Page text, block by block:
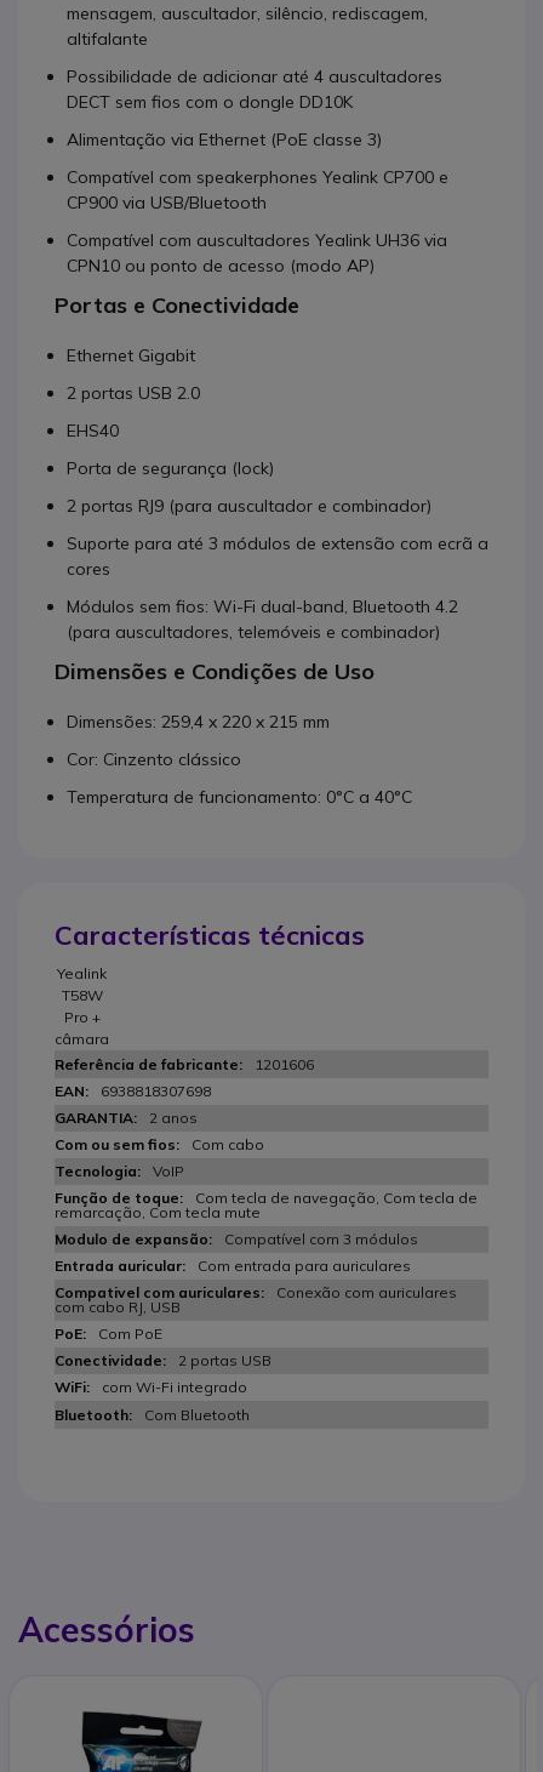
mensagem, auscultador, silêncio, rediscagem,
altifalante
Possibilidade de adicionar até 4 auscultadores
DECT sem fios com o dongle DD10K
Alimentação via Ethernet (PoE classe 3)
Compatível com speakerphones Yealink CP700 e
CP900 via USB/Bluetooth
Compatível com auscultadores Yealink UH36 via
CPN10 ou ponto de acesso (modo AP)
Portas e Conectividade
Ethernet Gigabit
2 portas USB 2.0
EHS40
Porta de segurança (lock)
2 portas RJ9 (para auscultador e combinador)
Suporte para até 3 módulos de extensão com ecrã a
cores
Módulos sem fios: Wi-Fi dual-band, Bluetooth 4.2
(para auscultadores, telemóveis e combinador)
Dimensões e Condições de Uso
Dimensões: 259,4 x 220 x 215 mm
Cor: Cinzento clássico
Temperatura de funcionamento: 0°C a 40°C
Características técnicas
Yealink
T58W
Pro +
câmara
1201606
6938818307698
2 anos
Com cabo
VoIP
Com tecla de navegação, Com tecla de
remarcação, Com tecla mute
Compatível com 3 módulos
Com entrada para auriculares
Conexão com auriculares
com cabo RJ, USB
Com PoE
2 portas USB
com Wi-Fi integrado
Com Bluetooth
Acessórios